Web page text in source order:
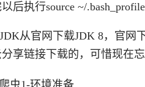
后执行source ~/
从官网下载JDK 8，官网
享链接下载的，可惜现在